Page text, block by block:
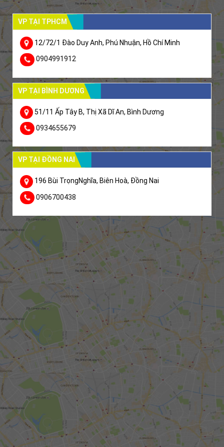
VP TẠI TPHCM
12/72/1 Đào Duy Anh, Phú Nhuận, Hồ Chí Minh
0904991912
VP TẠI BÌNH DƯƠNG
51/11 Ấp Tây B, Thị Xã Dĩ An, Bình Dương
0934655679
VP TẠI ĐỒNG NAI
196 Bùi TrọngNghĩa, Biên Hoà, Đồng Nai
0906700438